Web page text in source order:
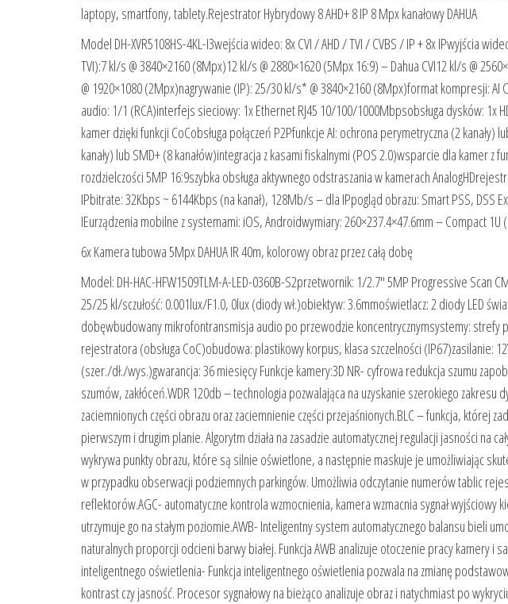
laptopy, smartfony, tablety.Rejestrator Hybrydowy 8 AHD+ 8 IP 8 Mpx kanałowy DAHUA
Model DH-XVR5108HS-4KL-I3wejścia wideo: 8x CVI / AHD / TVI / CVBS / IP + 8x IPwyjścia
TVI):7 kl/s @ 3840×2160 (8Mpx)12 kl/s @ 2880×1620 (5Mpx 16:9) – Dahua CVI12 kl/s @
@ 1920×1080 (2Mpx)nagrywanie (IP): 25/30 kl/s* @ 3840×2160 (8Mpx)format kompresji:
audio: 1/1 (RCA)interfejs sieciowy: 1x Ethernet RJ45 10/100/1000Mbpsobsługa dysków: 1x
kamer dzięki funkcji CoCobsługa połączeń P2Pfunkcje AI: ochrona perymetryczna (2
kanały) lub SMD+ (8 kanałów)integracja z kasami fiskalnymi (POS 2.0)wsparcie dla kamer z
rozdzielczości 5MP 16:9szybka obsługa aktywnego odstraszania w kamerach
IPbitrate: 32Kbps ~ 6144Kbps (na kanał), 128Mb/s – dla IPpogląd obrazu: Smart PSS, DSS
IEurządzenia mobilne z systemami: iOS, Androidwymiary: 260×237.4×47.6mm – Compact
6x Kamera tubowa 5Mpx DAHUA IR 40m, kolorowy obraz przez całą dobę
Model: DH-HAC-HFW1509TLM-A-LED-0360B-S2przetwornik: 1/2.7″ 5MP Progressive Scan
25/25 kl/sczułość: 0.001lux/F1.0, 0lux (diody wł.)obiektyw: 3.6mmoświetlacz: 2 diody LED
dobęwbudowany mikrofontransmisja audio po przewodzie koncentrycznymsystemy: strefy
rejestratora (obsługa CoC)obudowa: plastikowy korpus, klasa szczelności (IP67)zasilanie:
(szer./dł./wys.)gwarancja: 36 miesięcy Funkcje kamery:3D NR- cyfrowa redukcja szumu
szumów, zakłóceń.WDR 120db – technologia pozwalająca na uzyskanie szerokiego
zaciemnionych części obrazu oraz zaciemnienie części przejaśnionych.BLC – funkcja, której
pierwszym i drugim planie. Algorytm działa na zasadzie automatycznej regulacji jasności na
wykrywa punkty obrazu, które są silnie oświetlone, a następnie maskuje je umożliwiając
w przypadku obserwacji podziemnych parkingów. Umożliwia odczytanie numerów tablic
reflektorów.AGC- automatyczne kontrola wzmocnienia, kamera wzmacnia sygnał
utrzymuje go na stałym poziomie.AWB- Inteligentny system automatycznego balansu bieli
naturalnych proporcji odcieni barwy białej. Funkcja AWB analizuje otoczenie pracy kamery i
inteligentnego oświetlenia- Funkcja inteligentnego oświetlenia pozwala na zmianę
kontrast czy jasność. Procesor sygnałowy na bieżąco analizuje obraz i natychmiast po